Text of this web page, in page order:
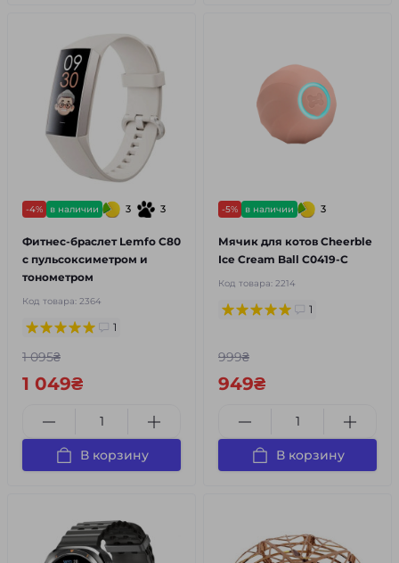
-4% в наличии 3 3
Фитнес-браслет Lemfo C80
с пульсоксиметром и
тонометром
Код товара: 2364
1
1 095₴
1 049₴
В корзину
-5% в наличии 3
Мячик для котов Cheerble
Ice Cream Ball C0419-C
Код товара: 2214
1
999₴
949₴
В корзину